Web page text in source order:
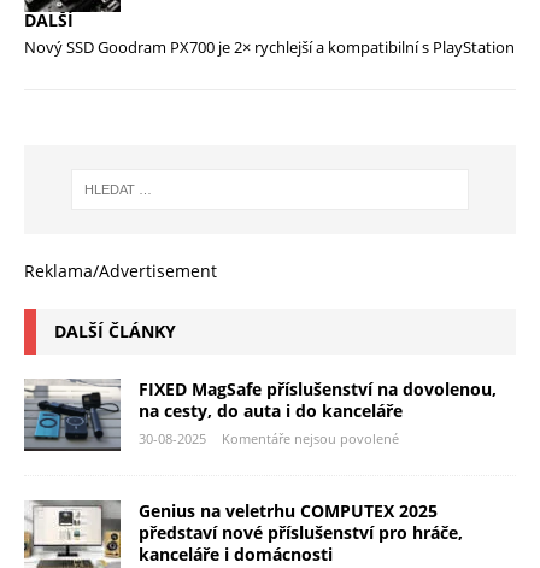
DALŠÍ
Nový SSD Goodram PX700 je 2× rychlejší a kompatibilní s PlayStation
Reklama/Advertisement
DALŠÍ ČLÁNKY
FIXED MagSafe příslušenství na dovolenou,
na cesty, do auta i do kanceláře
30-08-2025 Komentáře nejsou povolené
Genius na veletrhu COMPUTEX 2025
představí nové příslušenství pro hráče,
kanceláře i domácnosti